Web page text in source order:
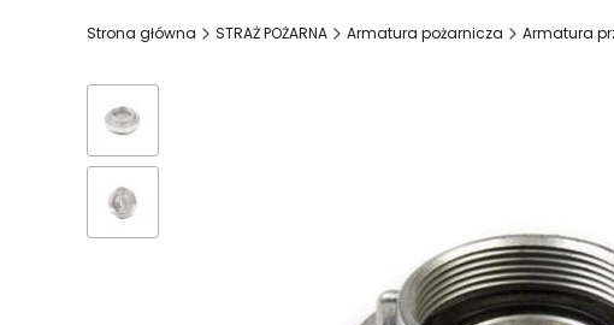
Strona główna STRAŻ POŻARNA Armatura pożarnicza Armatura